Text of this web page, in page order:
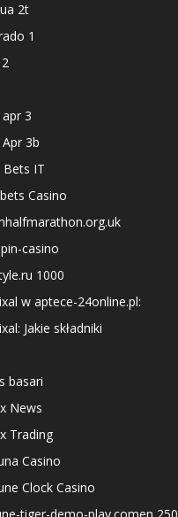
2t
1
apr 3
Apr 3b
Bets IT
Casino
casino
1000
w aptece-24online.pl:
Jakie składniki
basari
News
Trading
Casino
Clock Casino